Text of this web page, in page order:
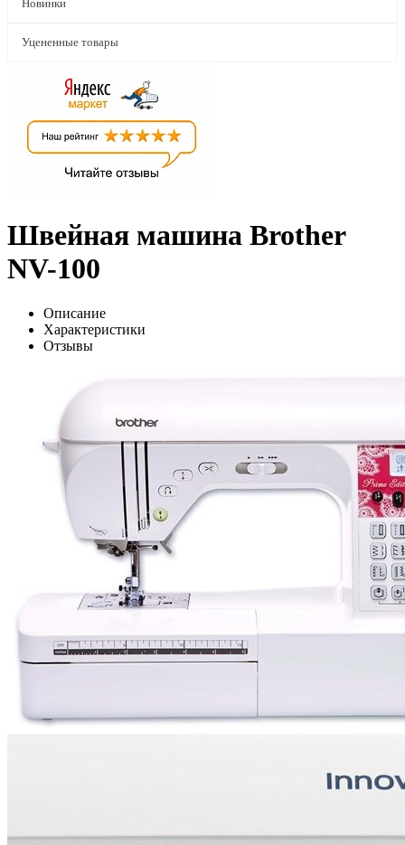
Новинки
Уцененные товары
Швейная машина Brother
NV-100
Описание
Характеристики
Отзывы